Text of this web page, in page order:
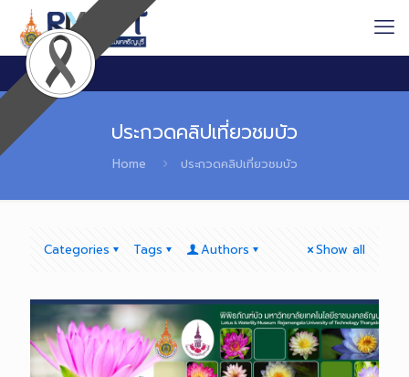
ประกวดคลิปเที่ยวชมบัว
Home ประกวดคลิปเที่ยวชมบัว
Categories Tags Authors Show all